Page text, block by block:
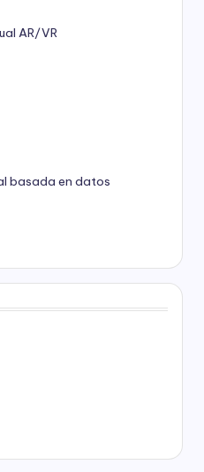
AR/VR
basada en datos